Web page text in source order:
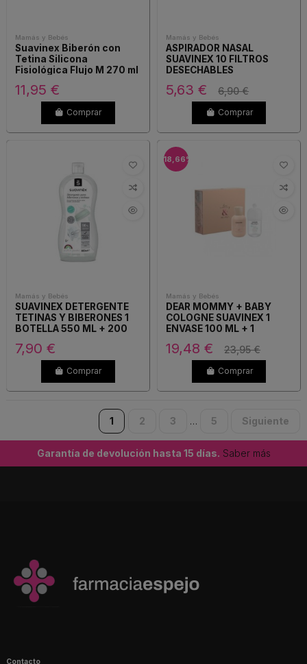
Mamás y Bebés
Suavinex Biberón con
Tetina Silicona
Fisiológica Flujo M 270 ml
11,95 €
Comprar
Mamás y Bebés
ASPIRADOR NASAL
SUAVINEX 10 FILTROS
DESECHABLES
5,63 € 6,90 €
Comprar
Mamás y Bebés
SUAVINEX DETERGENTE
TETINAS Y BIBERONES 1
BOTELLA 550 ML + 200
7,90 €
Comprar
-18,66%
Mamás y Bebés
DEAR MOMMY + BABY
COLOGNE SUAVINEX 1
ENVASE 100 ML + 1
19,48 € 23,95 €
Comprar
1 2 3 … 5 Siguiente
Garantía de devolución hasta 15 días. Saber más
Contacto